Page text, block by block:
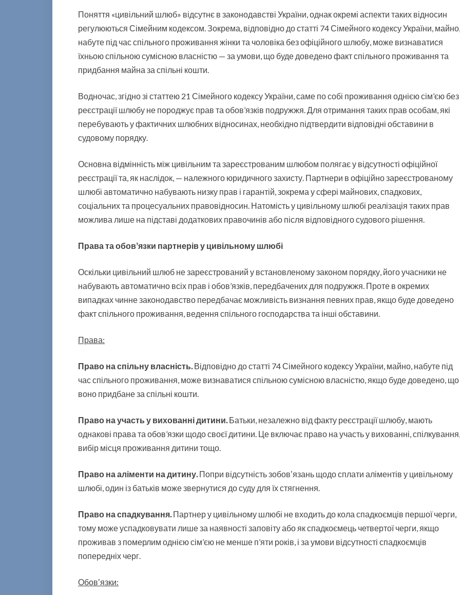
а
с
п
е
к
Поняття «цивільний шлюб» відсутнє в законодавстві України, однак окремі аспекти таких відносин
регулюються Сімейним кодексом. Зокрема, відповідно до статті 74 Сімейного кодексу України, майно,
набуте під час спільного проживання жінки та чоловіка без офіційного шлюбу, може визнаватися
їхньою спільною сумісною власністю — за умови, що буде доведено факт спільного проживання та
придбання майна за спільні кошти.
Водночас, згідно зі статтею 21 Сімейного кодексу України, саме по собі проживання однією сім’єю без
реєстрації шлюбу не породжує прав та обов’язків подружжя. Для отримання таких прав особам, які
перебувають у фактичних шлюбних відносинах, необхідно підтвердити відповідні обставини в
судовому порядку.
Основна відмінність між цивільним та зареєстрованим шлюбом полягає у відсутності офіційної
реєстрації та, як наслідок, — належного юридичного захисту. Партнери в офіційно зареєстрованому
шлюбі автоматично набувають низку прав і гарантій, зокрема у сфері майнових, спадкових,
соціальних та процесуальних правовідносин. Натомість у цивільному шлюбі реалізація таких прав
можлива лише на підставі додаткових правочинів або після відповідного судового рішення.
Права та обовʼязки партнерів у цивільному шлюбі
Оскільки цивільний шлюб не зареєстрований у встановленому законом порядку, його учасники не
набувають автоматично всіх прав і обов’язків, передбачених для подружжя. Проте в окремих
випадках чинне законодавство передбачає можливість визнання певних прав, якщо буде доведено
факт спільного проживання, ведення спільного господарства та інші обставини.
Права:
Право на спільну власність.Відповідно до статті 74 Сімейного кодексу України, майно, набуте під
час спільного проживання, може визнаватися спільною сумісною власністю, якщо буде доведено, що
воно придбане за спільні кошти.
Право на участь у вихованні дитини.Батьки, незалежно від факту реєстрації шлюбу, мають
однакові права та обов’язки щодо своєї дитини. Це включає право на участь у вихованні, спілкування,
вибір місця проживання дитини тощо.
Право на аліменти на дитину.Попри відсутність зобовʼязань щодо сплати аліментів у цивільному
шлюбі, один із батьків може звернутися до суду для їх стягнення.
Право на спадкування.Партнер у цивільному шлюбі не входить до кола спадкоємців першої черги,
тому може успадковувати лише за наявності заповіту або як спадкоємець четвертої черги, якщо
проживав з померлим однією сім’єю не менше п’яти років, і за умови відсутності спадкоємців
попередніх черг.
Обовʼязки: